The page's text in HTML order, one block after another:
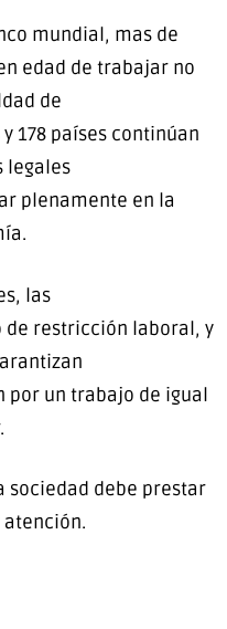
mundial, mas de
edad de trabajar no
de
178 países continúan
legales
plenamente en la
las
restricción laboral, y
por un trabajo de igual
sociedad debe prestar